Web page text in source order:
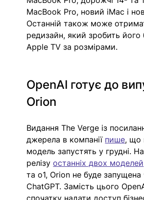
MacBook Pro, новий iMac і
Останній також може
редизайн, який зробить
Apple TV за розмірами.
OpenAI готує до
Orion
Видання The Verge із
джерела в компанії пише, що
модель запустять у грудні. На
релізу останніх двох моделей
та o1, Orion не буде запущена
ChatGPT. Замість цього
спочатку надати доступ